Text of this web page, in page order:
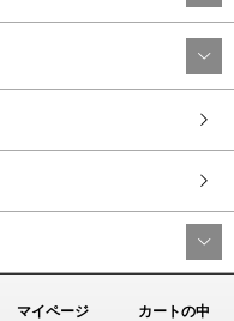
マイページ カートの中